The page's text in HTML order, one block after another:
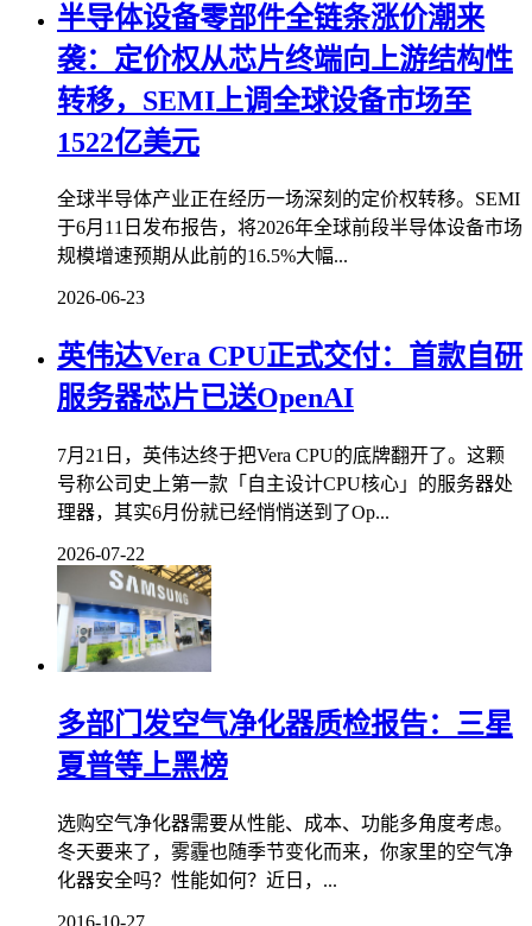
半导体设备零部件全链条涨价潮来
袭：定价权从芯片终端向上游结构性
转移，SEMI上调全球设备市场至
1522亿美元
全球半导体产业正在经历一场深刻的定价权转移。SEMI
于6月11日发布报告，将2026年全球前段半导体设备市场
规模增速预期从此前的16.5%大幅...
2026-06-23
英伟达Vera CPU正式交付：首款自研
服务器芯片已送OpenAI
7月21日，英伟达终于把Vera CPU的底牌翻开了。这颗
号称公司史上第一款「自主设计CPU核心」的服务器处
理器，其实6月份就已经悄悄送到了Op...
2026-07-22
多部门发空气净化器质检报告：三星
夏普等上黑榜
选购空气净化器需要从性能、成本、功能多角度考虑。
冬天要来了，雾霾也随季节变化而来，你家里的空气净
化器安全吗？性能如何？近日，...
2016-10-27